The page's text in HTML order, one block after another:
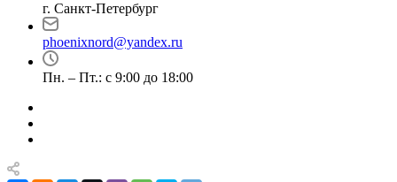
г. Санкт-Петербург
phoenixnord@yandex.ru
Пн. – Пт.: с 9:00 до 18:00